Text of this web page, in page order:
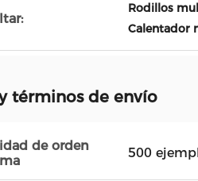
Rodillos
Calentador
términos de envío
de orden
500